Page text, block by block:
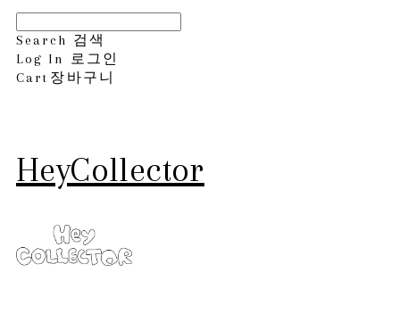
Search 검색
Log In
로그인
Cart 장바구니
HeyCollector